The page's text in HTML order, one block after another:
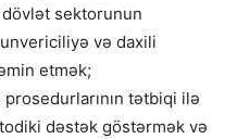
sektorunun
və daxili
etmək;
tətbiqi ilə
dəstək göstərmək və